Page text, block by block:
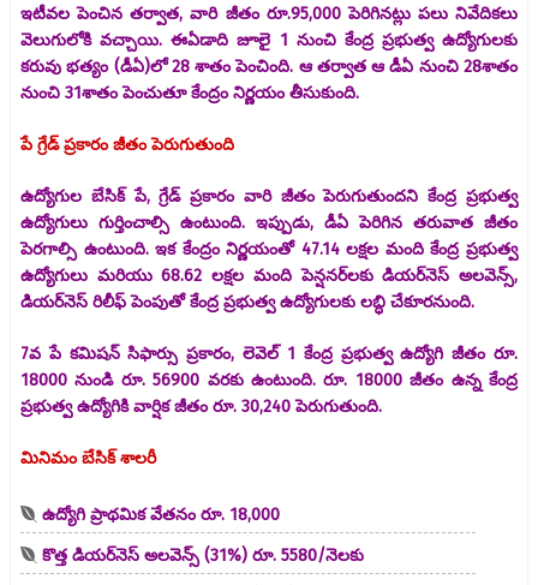
ఇటీవల పెంచిన తర్వాత, వారి జీతం రూ.95,000 పెరిగినట్లు పలు నివేదికలు
వెలుగులోకి వచ్చాయి. ఈఏడాది జూలై 1 నుంచి కేంద్ర ప్రభుత్వ ఉద్యోగులకు
కరువు భత్యం (డీఏ)లో 28 శాతం పెంచింది. ఆ తర్వాత ఆ డీఏ నుంచి 28శాతం
నుంచి 31శాతం పెంచుతూ కేంద్రం నిర్ణయం తీసుకుంది.
పే గ్రేడ్ ప్రకారం జీతం పెరుగుతుంది
ఉద్యోగుల బేసిక్ పే, గ్రేడ్ ప్రకారం వారి జీతం పెరుగుతుందని కేంద్ర ప్రభుత్వ
ఉద్యోగులు గుర్తించాల్సి ఉంటుంది. ఇప్పుడు, డీఏ పెరిగిన తరువాత జీతం
పెరగాల్సి ఉంటుంది. ఇక కేంద్రం నిర్ణయంతో 47.14 లక్షల మంది కేంద్ర ప్రభుత్వ
ఉద్యోగులు మరియు 68.62 లక్షల మంది పెన్షనర్‌లకు డియర్‌నెస్ అలవెన్స్,
డియర్‌నెస్ రిలీఫ్ పెంపుతో కేంద్ర ప్రభుత్వ ఉద్యోగులకు లబ్ధి చేకూరనుంది.
7వ పే కమిషన్ సిఫార్సు ప్రకారం, లెవెల్ 1 కేంద్ర ప్రభుత్వ ఉద్యోగి జీతం రూ.
18000 నుండి రూ. 56900 వరకు ఉంటుంది. రూ. 18000 జీతం ఉన్న కేంద్ర
ప్రభుత్వ ఉద్యోగికి వార్షిక జీతం రూ. 30,240 పెరుగుతుంది.
మినిమం బేసిక్‌ శాలరీ
ఉద్యోగి ప్రాథమిక వేతనం రూ. 18,000
కొత్త డియర్‌నెస్ అలవెన్స్ (31%) రూ. 5580/నెలకు